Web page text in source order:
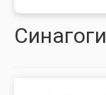
Синагоги